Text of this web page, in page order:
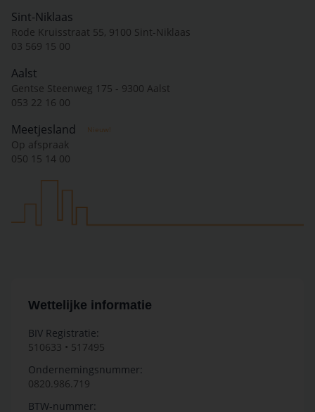
Sint-Niklaas
Rode Kruisstraat 55, 9100 Sint-Niklaas
03 569 15 00
Aalst
Gentse Steenweg 175 - 9300 Aalst
053 22 16 00
Meetjesland Nieuw!
Op afspraak
050 15 14 00
Wettelijke informatie
BIV Registratie:
510633 • 517495
Ondernemingsnummer:
0820.986.719
BTW-nummer: